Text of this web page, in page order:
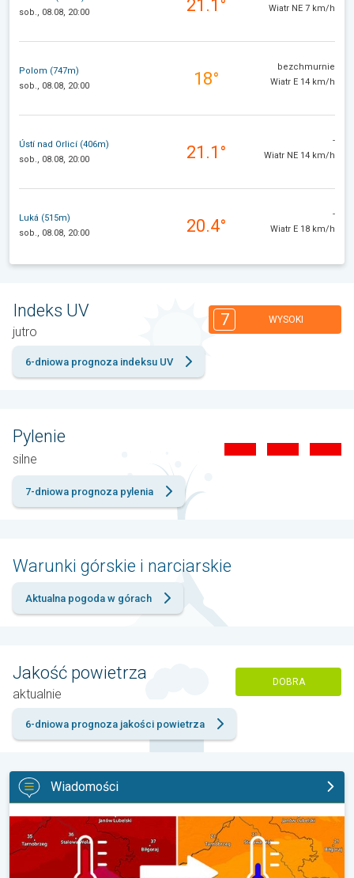
sob., 08.08, 20:00
21.1° Wiatr NE 7 km/h
Polom (747m)
sob., 08.08, 20:00
18°
bezchmurnie
Wiatr E 14 km/h
Ústí nad Orlicí (406m)
sob., 08.08, 20:00
21.1°
-
Wiatr NE 14 km/h
Luká (515m)
sob., 08.08, 20:00
20.4°
-
Wiatr E 18 km/h
Indeks UV
jutro
7 WYSOKI
6-dniowa prognoza indeksu UV
Pylenie
silne
7-dniowa prognoza pylenia
Warunki górskie i narciarskie
Aktualna pogoda w górach
Jakość powietrza
aktualnie
DOBRA
6-dniowa prognoza jakości powietrza
Wiadomości
20 stopni różnicy z dnia na dzień. Ogromne ochłodzenie. . .